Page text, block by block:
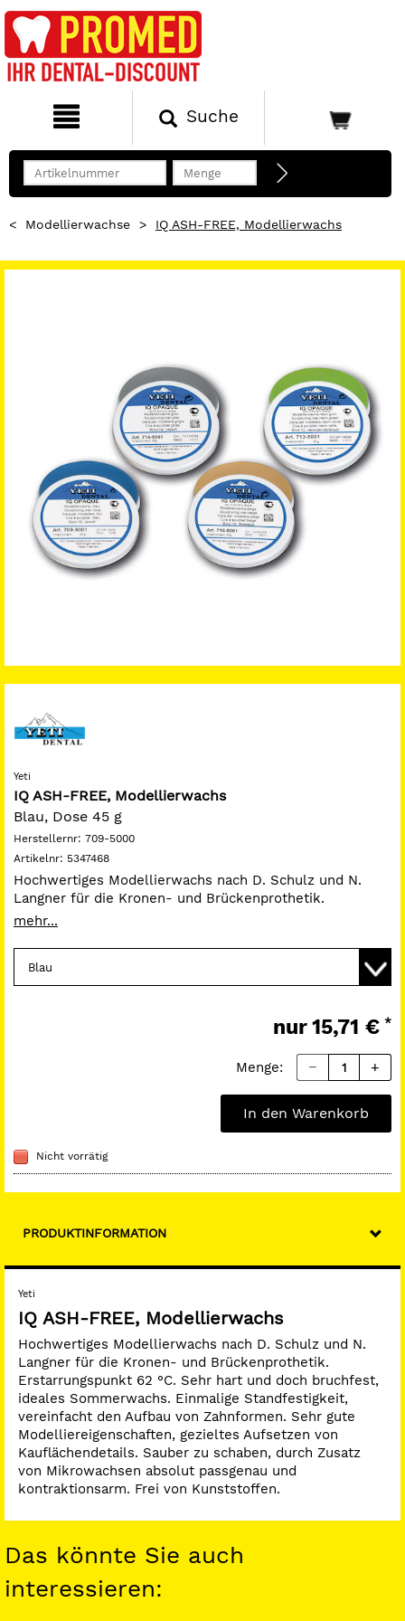
Suche
< Modellierwachse > IQ ASH-FREE, Modellierwachs
Yeti
IQ ASH-FREE, Modellierwachs
Blau, Dose 45 g
Herstellernr: 709-5000
Artikelnr: 5347468
Hochwertiges Modellierwachs nach D. Schulz und N.
Langner für die Kronen- und Brückenprothetik.
Erstarrungspunkt 62 °C. Sehr hart und doch bruchfest,
vereinfacht den Aufbau von Zahnformen. Sehr gute
Modelliereigenschaften, gezieltes Aufsetzen von
Kauflächendetails. Sauber zu schaben, durch Zusatz von
mehr...
nur15,71 € *
Menge:
In den Warenkorb
Nicht vorrätig
PRODUKTINFORMATION
Yeti
IQ ASH-FREE, Modellierwachs
Hochwertiges Modellierwachs nach D. Schulz und N.
Langner für die Kronen- und Brückenprothetik.
Erstarrungspunkt 62 °C. Sehr hart und doch bruchfest,
ideales Sommerwachs. Einmalige Standfestigkeit,
vereinfacht den Aufbau von Zahnformen. Sehr gute
Modelliereigenschaften, gezieltes Aufsetzen von
Kauflächendetails. Sauber zu schaben, durch Zusatz
von Mikrowachsen absolut passgenau und
kontraktionsarm. Frei von Kunststoffen.
Das könnte Sie auch
interessieren: